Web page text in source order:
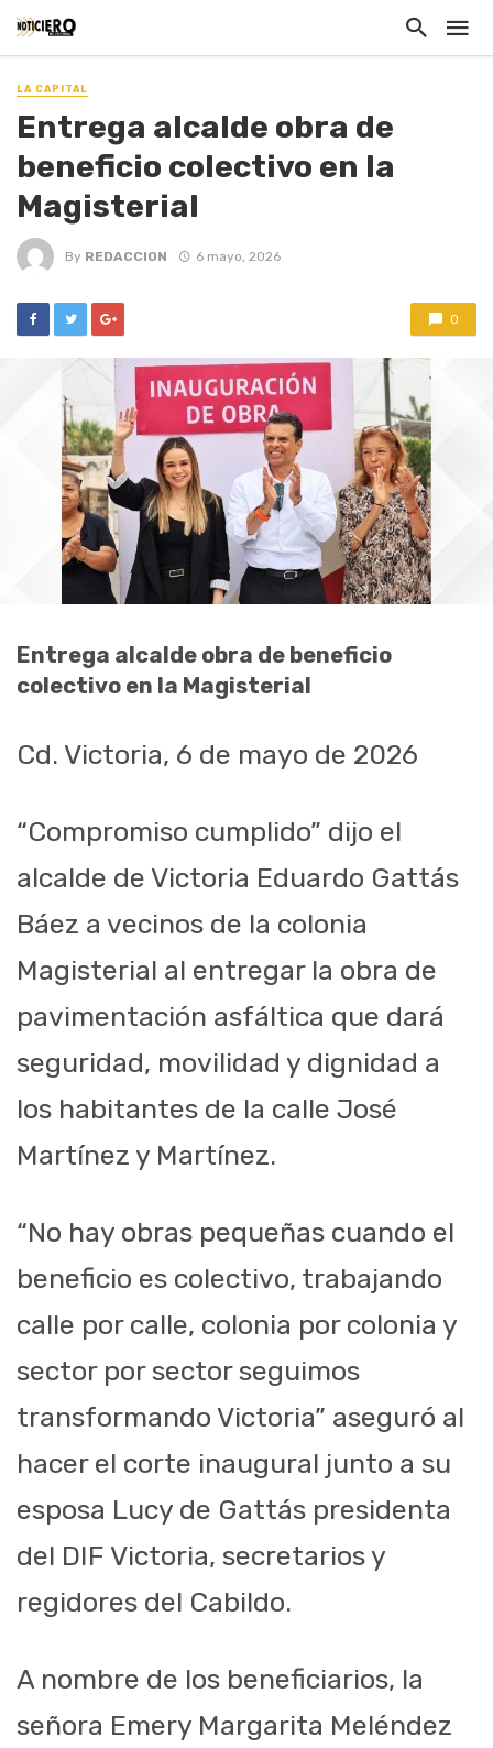
LA CAPITAL
Entrega alcalde obra de
beneficio colectivo en la
Magisterial
By REDACCION 6 mayo, 2026
0
Entrega alcalde obra de beneficio
colectivo en la Magisterial
Cd. Victoria, 6 de mayo de 2026
“Compromiso cumplido” dijo el
alcalde de Victoria Eduardo Gattás
Báez a vecinos de la colonia
Magisterial al entregar la obra de
pavimentación asfáltica que dará
seguridad, movilidad y dignidad a
los habitantes de la calle José
Martínez y Martínez.
“No hay obras pequeñas cuando el
beneficio es colectivo, trabajando
calle por calle, colonia por colonia y
sector por sector seguimos
transformando Victoria” aseguró al
hacer el corte inaugural junto a su
esposa Lucy de Gattás presidenta
del DIF Victoria, secretarios y
regidores del Cabildo.
A nombre de los beneficiarios, la
señora Emery Margarita Meléndez